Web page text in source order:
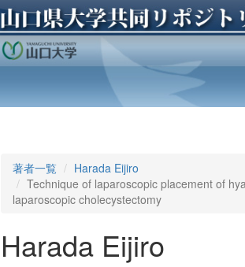
著者一覧
Harada Eijiro
Technique of laparoscopic placement of
laparoscopic cholecystectomy
Harada Eijiro